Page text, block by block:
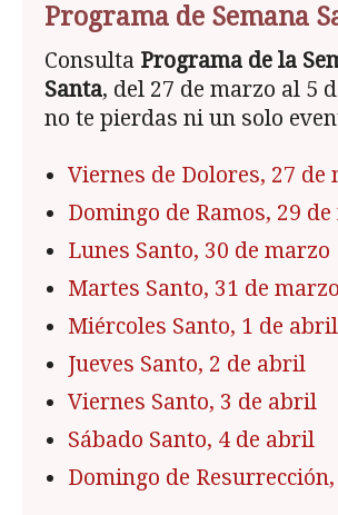
Programa de Semana
Consulta Programa de la
Santa, del 27 de marzo al 5
no te pierdas ni un solo
Viernes de Dolores, 27 de
Domingo de Ramos, 29
Lunes Santo, 30 de marzo
Martes Santo, 31 de marzo
Miércoles Santo, 1 de abril
Jueves Santo, 2 de abril
Viernes Santo, 3 de abril
Sábado Santo, 4 de abril
Domingo de